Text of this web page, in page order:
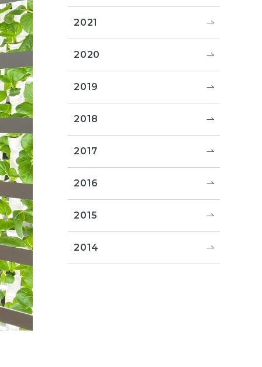
2021
2020
2019
2018
2017
2016
2015
2014